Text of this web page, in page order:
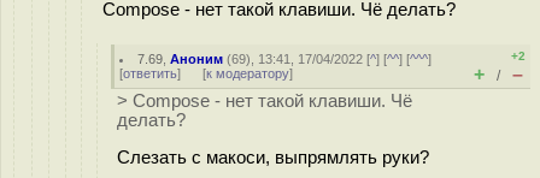
Compose - нет такой клавиши. Чё делать?
7.69 ,Аноним (69), 13:41, 17/04/2022 [^] [^^] [^^^]
[ответить] [к модератору]
+2
+ / –
> Compose - нет такой клавиши. Чё
делать?
Слезать с макоси, выпрямлять руки?